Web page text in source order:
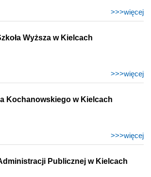
>>>więcej
Wyższa w Kielcach
>>>więcej
Kochanowskiego w Kielcach
>>>więcej
Publicznej w Kielcach